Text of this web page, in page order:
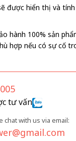
được hiển thị và
hành 100% sản
hợp nếu có sự cố
tư vấn
chat with us via email: